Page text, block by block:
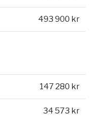
493 900 kr
147 280 kr
34 573 kr